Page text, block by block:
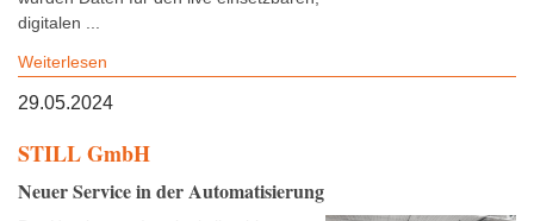
digitalen ...
Weiterlesen
29.05.2024
STILL GmbH
Neuer Service in der Automatisierung